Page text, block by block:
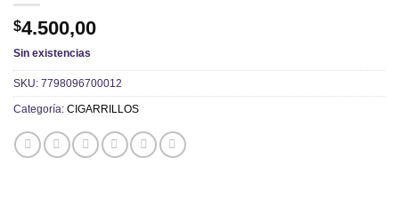
$4.500,00
Sin existencias
SKU: 7798096700012
Categoría: CIGARRILLOS